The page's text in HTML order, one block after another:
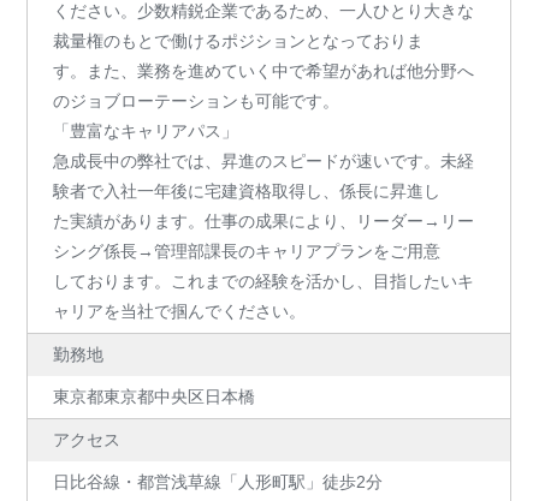
ください。少数精鋭企業であるため、一人ひとり大きな
裁量権のもとで働けるポジションとなっておりま
す。また、業務を進めていく中で希望があれば他分野へ
のジョブローテーションも可能です。
「豊富なキャリアパス」
急成長中の弊社では、昇進のスピードが速いです。未経
験者で入社一年後に宅建資格取得し、係長に昇進し
た実績があります。仕事の成果により、リーダー→リー
シング係長→管理部課長のキャリアプランをご用意
しております。これまでの経験を活かし、目指したいキ
ャリアを当社で掴んでください。
勤務地
東京都東京都中央区日本橋
アクセス
日比谷線・都営浅草線「人形町駅」徒歩2分